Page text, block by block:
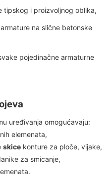
tipskog i proizvoljnog oblika,
na slične betonske
pojedinačne armaturne
uređivanja omogućavaju:
elemenata,
skice konture za ploče, vijake,
za smicanje,